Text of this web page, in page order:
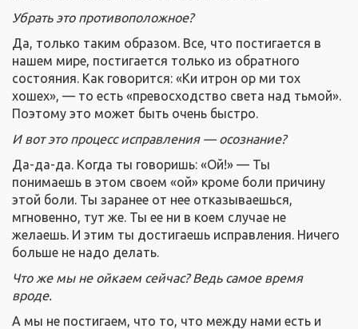
Убрать это противоположное?
Да, только таким образом. Все, что постигается в
нашем мире, постигается только из обратного
состояния. Как говорится: «Ки итрон ор ми тох
хошех», — то есть «превосходство света над тьмой».
Поэтому это может быть очень быстро.
И вот это процесс исправления — осознание?
Да-да-да. Когда ты говоришь: «Ой!» — Ты
понимаешь в этом своем «ой» кроме боли причину
этой боли. Ты заранее от нее отказываешься,
мгновенно, тут же. Ты ее ни в коем случае не
желаешь. И этим ты достигаешь исправления. Ничего
больше не надо делать.
Что же мы не ойкаем сейчас? Ведь самое время
вроде.
А мы не постигаем, что то, что между нами есть и